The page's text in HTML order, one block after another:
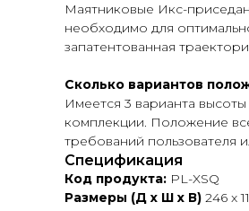
Маятниковые Икс-
необходимо для
запатентованная
Сколько вариантов
Имеется 3 варианта
комплекции. Положение
требований пользователя
Спецификация
Код продукта: PL-XSQ
Размеры (Д x Ш x В) 246 x